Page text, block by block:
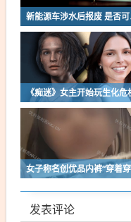
发表评论